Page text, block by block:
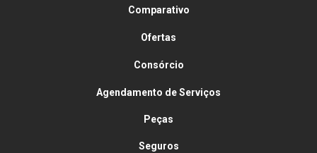
Comparativo
Ofertas
Consórcio
Agendamento de Serviços
Peças
Seguros